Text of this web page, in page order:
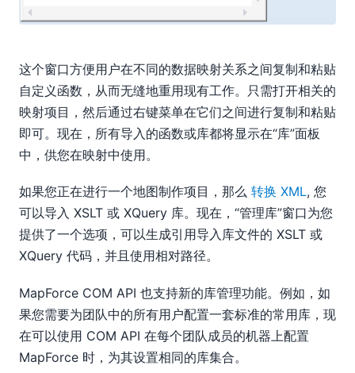
这个窗口方便用户在不同的数据映射关系之间复制和粘贴
自定义函数，从而无缝地重用现有工作。只需打开相关的
映射项目，然后通过右键菜单在它们之间进行复制和粘贴
即可。现在，所有导入的函数或库都将显示在“库”面板
中，供您在映射中使用。
如果您正在进行一个地图制作项目，那么 转换 XML, 您
可以导入 XSLT 或 XQuery 库。现在，“管理库”窗口为您
提供了一个选项，可以生成引用导入库文件的 XSLT 或
XQuery 代码，并且使用相对路径。
MapForce COM API 也支持新的库管理功能。例如，如
果您需要为团队中的所有用户配置一套标准的常用库，现
在可以使用 COM API 在每个团队成员的机器上配置
MapForce 时，为其设置相同的库集合。